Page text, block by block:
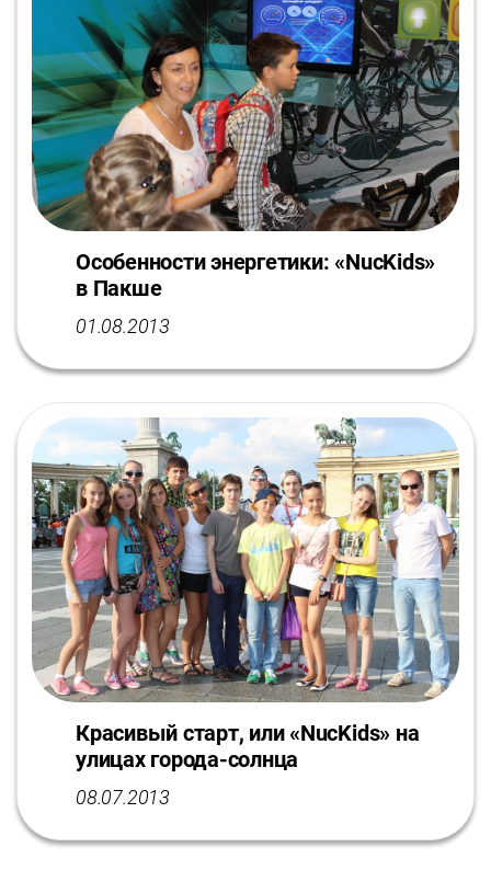
Особенности энергетики: «NucKids»
в Пакше
01.08.2013
Красивый старт, или «NucKids» на
улицах города-солнца
08.07.2013